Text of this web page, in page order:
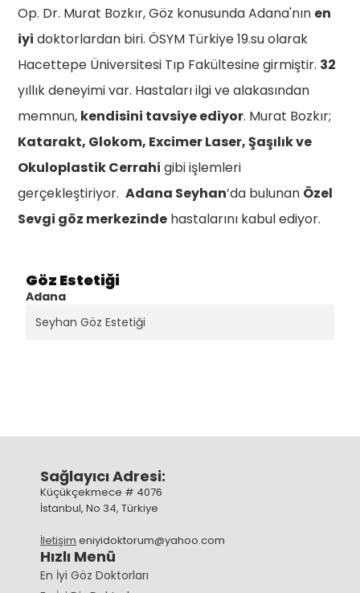
Göz Estetiği
Adana
Seyhan Göz Estetiği
Op. Dr. Murat Bozkır, Göz konusunda Adana'nın en
iyi doktorlardan biri. ÖSYM Türkiye 19.su olarak
Hacettepe Üniversitesi Tıp Fakültesine girmiştir. 32
yıllık deneyimi var. Hastaları ilgi ve alakasından
memnun, kendisini tavsiye ediyor. Murat Bozkır;
Katarakt, Glokom, Excimer Laser, Şaşılık ve
Okuloplastik Cerrahi gibi işlemleri
gerçekleştiriyor.Adana Seyhan’da bulunan Özel
Sevgi göz merkezinde hastalarını kabul ediyor.
Sağlayıcı Adresi:
Küçükçekmece # 4076
İstanbul, No 34, Türkiye
İletişim eniyidoktorum@yahoo.com
Hızlı Menü
En İyi Göz Doktorları